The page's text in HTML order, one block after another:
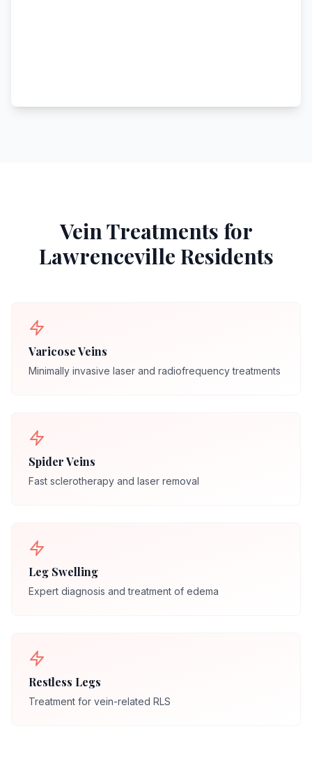
Vein Treatments for
Lawrenceville Residents
Varicose Veins
Minimally invasive laser and radiofrequency treatments
Spider Veins
Fast sclerotherapy and laser removal
Leg Swelling
Expert diagnosis and treatment of edema
Restless Legs
Treatment for vein-related RLS